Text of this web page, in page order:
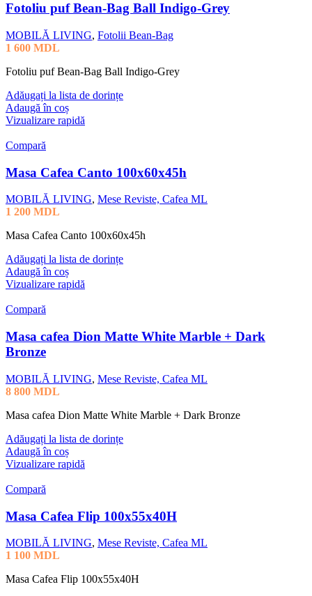
Fotoliu puf Bean-Bag Ball Indigo-Grey
MOBILĂ LIVING, Fotolii Bean-Bag
1 600 MDL
Fotoliu puf Bean-Bag Ball Indigo-Grey
Adăugați la lista de dorințe
Adaugă în coș
Vizualizare rapidă
Compară
Masa Cafea Canto 100x60x45h
MOBILĂ LIVING, Mese Reviste, Cafea ML
1 200 MDL
Masa Cafea Canto 100x60x45h
Adăugați la lista de dorințe
Adaugă în coș
Vizualizare rapidă
Compară
Masa cafea Dion Matte White Marble + Dark
Bronze
MOBILĂ LIVING, Mese Reviste, Cafea ML
8 800 MDL
Masa cafea Dion Matte White Marble + Dark Bronze
Adăugați la lista de dorințe
Adaugă în coș
Vizualizare rapidă
Compară
Masa Cafea Flip 100x55x40H
MOBILĂ LIVING, Mese Reviste, Cafea ML
1 100 MDL
Masa Cafea Flip 100x55x40H